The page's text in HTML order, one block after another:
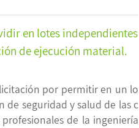
en lotes independientes
de ejecución material.
por permitir en un lo
de seguridad y salud de las c
de la ingeniería